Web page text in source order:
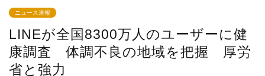
ニュース速報
LINEが全国8300万人のユーザーに健
康調査 体調不良の地域を把握 厚労
省と強力